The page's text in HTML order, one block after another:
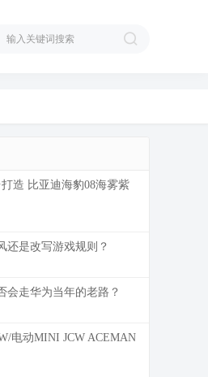
造 比亚迪海豹08海雾紫
还是改写游戏规则？
会走华为当年的老路？
电动MINI JCW ACEMAN